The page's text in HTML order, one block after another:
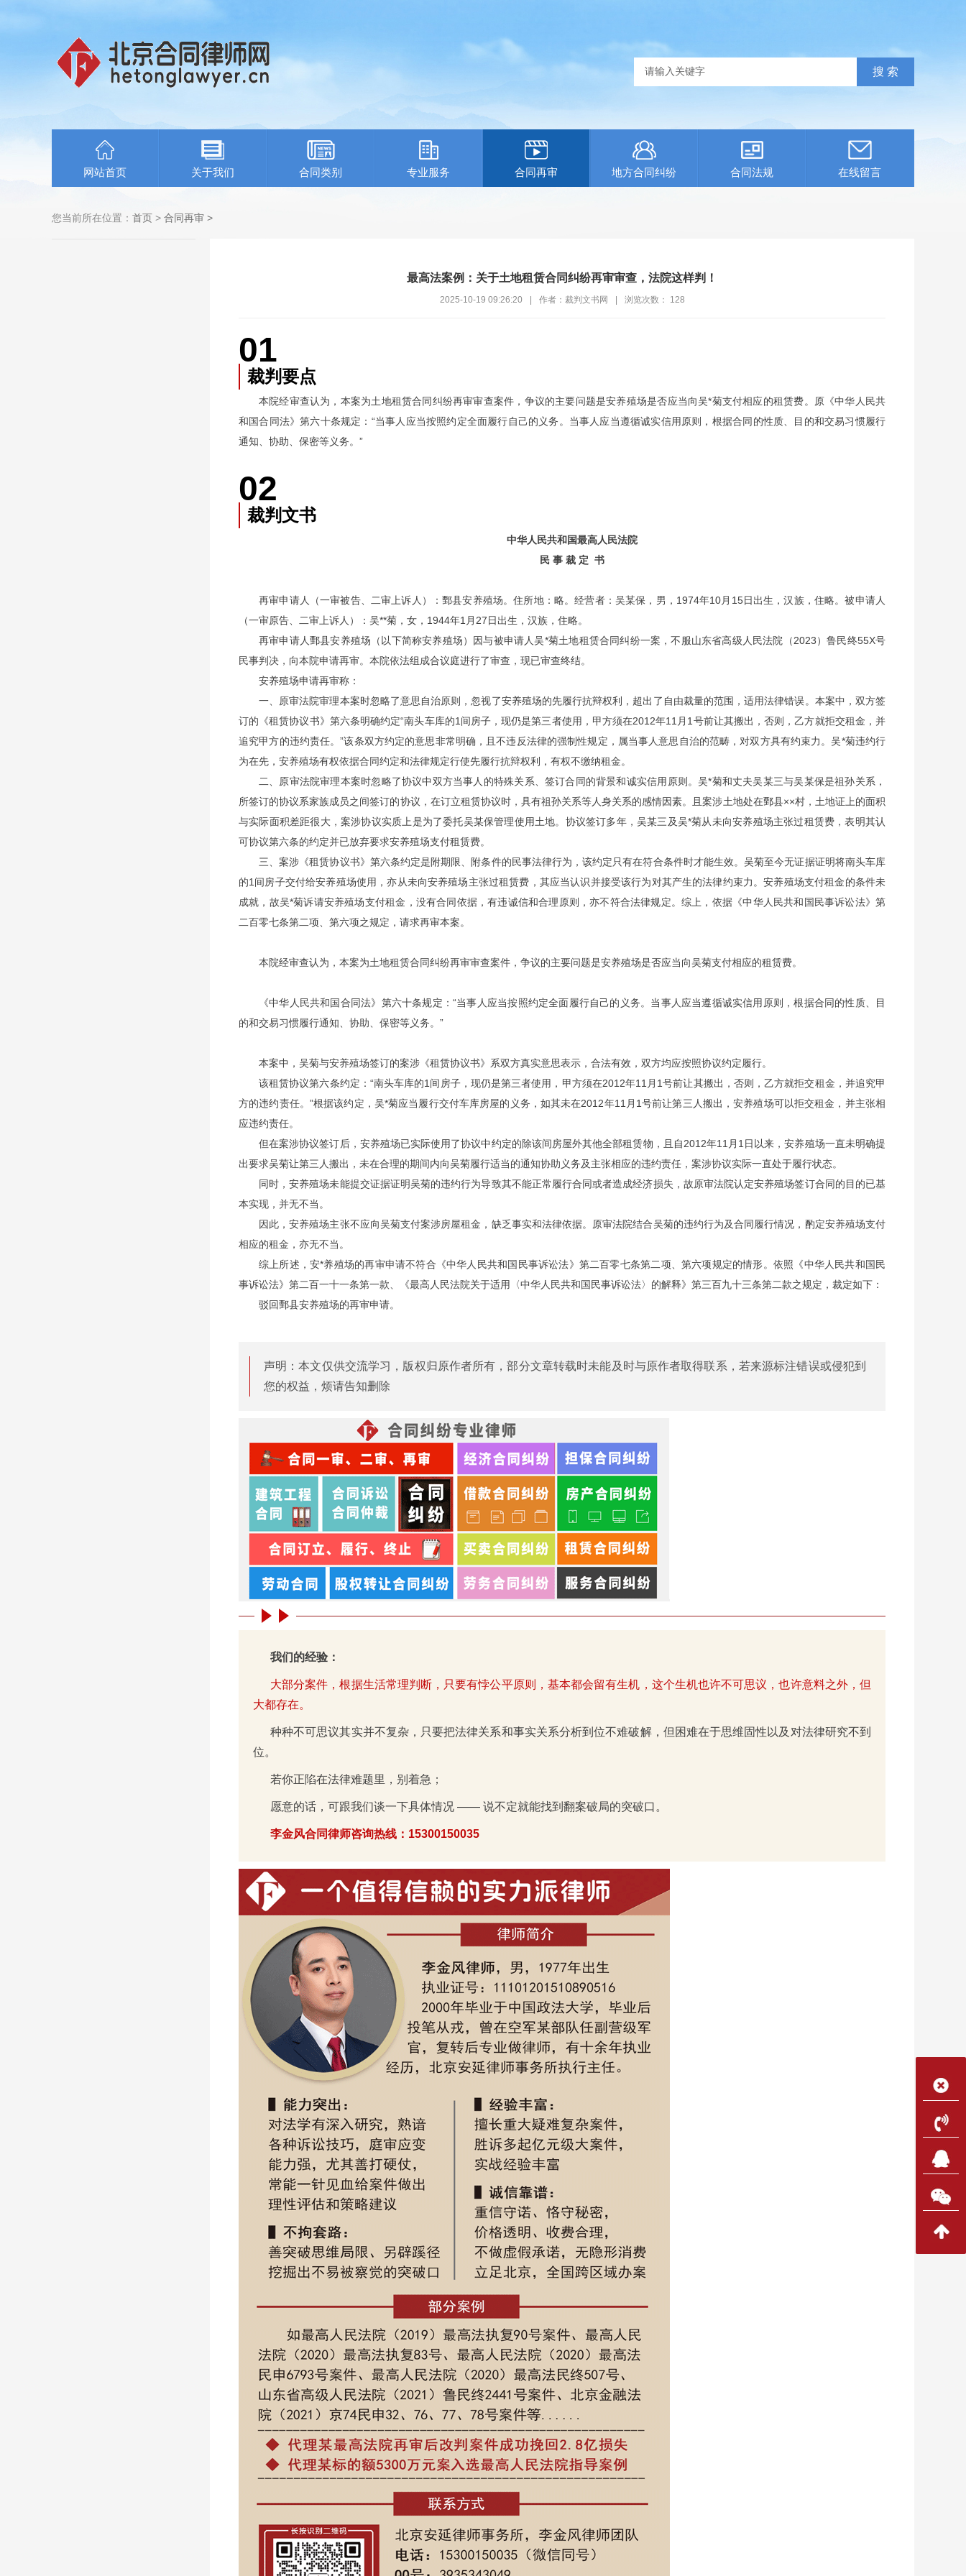
网站首页 关于我们 合同类别 专业服务 合同再审 地方合同纠纷 合同法规 在线留言
您当前所在位置： 首页 > 合同再审 >
最高法案例：关于土地租赁合同纠纷再审审查，法院这样判！
2025-10-19 09:26:20 作者：裁判文书网 浏览次数： 128
01
裁判要点
本院经审查认为，本案为土地租赁合同纠纷再审审查案件，争议的主要问题是安养殖场是否应当向吴*菊支付相应的租赁费。原《中华人民共
和国合同法》第六十条规定：“当事人应当按照约定全面履行自己的义务。当事人应当遵循诚实信用原则，根据合同的性质、目的和交易习惯履行
通知、协助、保密等义务。”
02
裁判文书
中华人民共和国最高人民法院
民 事 裁 定 书
再审申请人（一审被告、二审上诉人）：鄄县安养殖场。住所地：略。经营者：吴某保，男，1974年10月15日出生，汉族，住略。被申请人
（一审原告、二审上诉人）：吴**菊，女，1944年1月27日出生，汉族，住略。
再审申请人鄄县安养殖场（以下简称安养殖场）因与被申请人吴*菊土地租赁合同纠纷一案，不服山东省高级人民法院（2023）鲁民终55X号
民事判决，向本院申请再审。本院依法组成合议庭进行了审查，现已审查终结。
安养殖场申请再审称：
一、原审法院审理本案时忽略了意思自治原则，忽视了安养殖场的先履行抗辩权利，超出了自由裁量的范围，适用法律错误。本案中，双方签
订的《租赁协议书》第六条明确约定“南头车库的1间房子，现仍是第三者使用，甲方须在2012年11月1号前让其搬出，否则，乙方就拒交租金，并
追究甲方的违约责任。”该条双方约定的意思非常明确，且不违反法律的强制性规定，属当事人意思自治的范畴，对双方具有约束力。吴*菊违约行
为在先，安养殖场有权依据合同约定和法律规定行使先履行抗辩权利，有权不缴纳租金。
二、原审法院审理本案时忽略了协议中双方当事人的特殊关系、签订合同的背景和诚实信用原则。吴*菊和丈夫吴某三与吴某保是祖孙关系，
所签订的协议系家族成员之间签订的协议，在订立租赁协议时，具有祖孙关系等人身关系的感情因素。且案涉土地处在鄄县××村，土地证上的面积
与实际面积差距很大，案涉协议实质上是为了委托吴某保管理使用土地。协议签订多年，吴某三及吴*菊从未向安养殖场主张过租赁费，表明其认
可协议第六条的约定并已放弃要求安养殖场支付租赁费。
三、案涉《租赁协议书》第六条约定是附期限、附条件的民事法律行为，该约定只有在符合条件时才能生效。吴菊至今无证据证明将南头车库
的1间房子交付给安养殖场使用，亦从未向安养殖场主张过租赁费，其应当认识并接受该行为对其产生的法律约束力。安养殖场支付租金的条件未
成就，故吴*菊诉请安养殖场支付租金，没有合同依据，有违诚信和合理原则，亦不符合法律规定。综上，依据《中华人民共和国民事诉讼法》第
二百零七条第二项、第六项之规定，请求再审本案。
本院经审查认为，本案为土地租赁合同纠纷再审审查案件，争议的主要问题是安养殖场是否应当向吴菊支付相应的租赁费。
《中华人民共和国合同法》第六十条规定：“当事人应当按照约定全面履行自己的义务。当事人应当遵循诚实信用原则，根据合同的性质、目
的和交易习惯履行通知、协助、保密等义务。”
本案中，吴菊与安养殖场签订的案涉《租赁协议书》系双方真实意思表示，合法有效，双方均应按照协议约定履行。
该租赁协议第六条约定：“南头车库的1间房子，现仍是第三者使用，甲方须在2012年11月1号前让其搬出，否则，乙方就拒交租金，并追究甲
方的违约责任。”根据该约定，吴*菊应当履行交付车库房屋的义务，如其未在2012年11月1号前让第三人搬出，安养殖场可以拒交租金，并主张相
应违约责任。
但在案涉协议签订后，安养殖场已实际使用了协议中约定的除该间房屋外其他全部租赁物，且自2012年11月1日以来，安养殖场一直未明确提
出要求吴菊让第三人搬出，未在合理的期间内向吴菊履行适当的通知协助义务及主张相应的违约责任，案涉协议实际一直处于履行状态。
同时，安养殖场未能提交证据证明吴菊的违约行为导致其不能正常履行合同或者造成经济损失，故原审法院认定安养殖场签订合同的目的已基
本实现，并无不当。
因此，安养殖场主张不应向吴菊支付案涉房屋租金，缺乏事实和法律依据。原审法院结合吴菊的违约行为及合同履行情况，酌定安养殖场支付
相应的租金，亦无不当。
综上所述，安*养殖场的再审申请不符合《中华人民共和国民事诉讼法》第二百零七条第二项、第六项规定的情形。依照《中华人民共和国民
事诉讼法》第二百一十一条第一款、《最高人民法院关于适用〈中华人民共和国民事诉讼法〉的解释》第三百九十三条第二款之规定，裁定如下：
驳回鄄县安养殖场的再审申请。
声明：本文仅供交流学习，版权归原作者所有，部分文章转载时未能及时与原作者取得联系，若来源标注错误或侵犯到
您的权益，烦请告知删除
我们的经验：
大部分案件，根据生活常理判断，只要有悖公平原则，基本都会留有生机，这个生机也许不可思议，也许意料之外，但
大都存在。
种种不可思议其实并不复杂，只要把法律关系和事实关系分析到位不难破解，但困难在于思维固性以及对法律研究不到
位。
若你正陷在法律难题里，别着急；
愿意的话，可跟我们谈一下具体情况 —— 说不定就能找到翻案破局的突破口。
李金风合同律师咨询热线：15300150035